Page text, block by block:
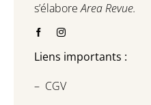
s’élaboreArea Revue.
Liens importants :
– CGV